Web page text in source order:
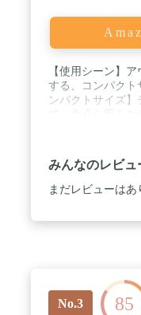
【使用シーン】
する、コンパクト
ンパクトサイズ
コンパクトサイ
す。 / 【メッシュ
高いメッシュボ
品】焼網が付属し
イズ：約
みんなのレビュ
まだレビューはあ
No.3 85